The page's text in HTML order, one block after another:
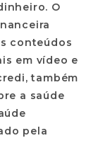
O
conteúdos
em vídeo e
também
a saúde
pela